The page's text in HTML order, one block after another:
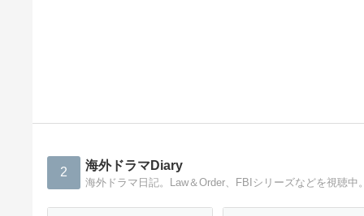
2 海外ドラマDiary
海外ドラマ日記。Law＆Order、FBIシリーズなどを視聴中